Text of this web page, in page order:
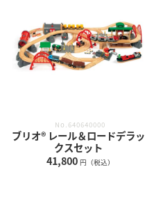
No.640640000
ブリオ® レール＆ロードデラッ
クスセット
41,800 円（税込）